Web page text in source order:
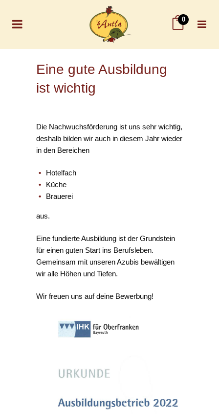
0
Eine gute Ausbildung
ist wichtig
Die Nachwuchsförderung ist uns sehr wichtig,
deshalb bilden wir auch in diesem Jahr wieder
in den Bereichen
Hotelfach
Küche
Brauerei
aus.
Eine fundierte Ausbildung ist der Grundstein
für einen guten Start ins Berufsleben.
Gemeinsam mit unseren Azubis bewältigen
wir alle Höhen und Tiefen.
Wir freuen uns auf deine Bewerbung!